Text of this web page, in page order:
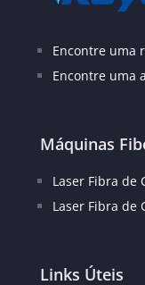
Encontre uma
Encontre uma
Máquinas
Laser Fibra de
Laser Fibra de
Links Úteis